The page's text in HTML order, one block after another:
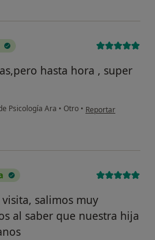
hasta hora , super
Psicología Ara • Otro • en opinión del
Reportar
salimos muy
al saber que nuestra hija
en ello